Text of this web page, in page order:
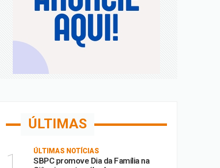
ÚLTIMAS
1 ÚLTIMAS NOTÍCIAS
SBPC promove Dia da Família na